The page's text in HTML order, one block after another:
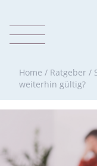
Home / Ratgeber /
weiterhin gültig?